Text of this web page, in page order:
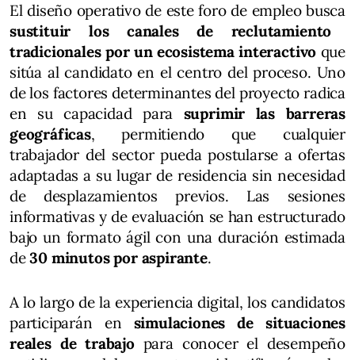
El diseño operativo de este foro de empleo busca
sustituir los canales de reclutamiento
tradicionales por un ecosistema interactivo que
sitúa al candidato en el centro del proceso. Uno
de los factores determinantes del proyecto radica
en su capacidad para suprimir las barreras
geográficas, permitiendo que cualquier
trabajador del sector pueda postularse a ofertas
adaptadas a su lugar de residencia sin necesidad
de desplazamientos previos. Las sesiones
informativas y de evaluación se han estructurado
bajo un formato ágil con una duración estimada
de30 minutos por aspirante.
A lo largo de la experiencia digital, los candidatos
participarán en simulaciones de situaciones
reales de trabajopara conocer el desempeño